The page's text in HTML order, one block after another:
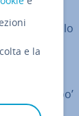
una
non solo
in quanto i
sono di­
un po’
e la